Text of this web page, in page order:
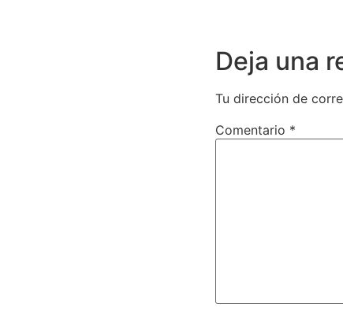
Deja una
Tu dirección de
Comentario *